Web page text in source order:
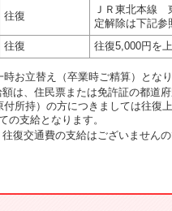
往復
ＪＲ東北本線
定解除は下記参
往復 往復5,000円を
お立替え（卒業時ご精算）となり
は、住民票または免許証の都道
付所持）の方につきましては往
の支給となります。
復交通費の支給はございませんの